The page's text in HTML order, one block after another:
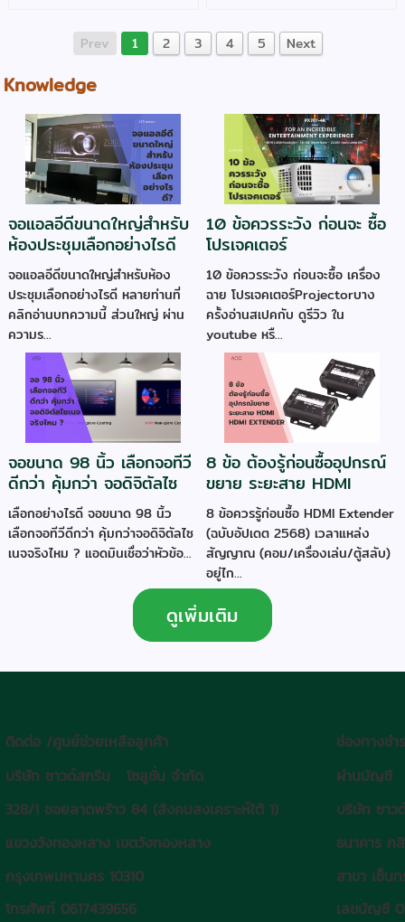
Prev 1 2 3 4 5 Next
Knowledge
จอแอลอีดีขนาดใหญ่สำหรับ
ห้องประชุมเลือกอย่างไรดี
จอแอลอีดีขนาดใหญ่สำหรับห้อง
ประชุมเลือกอย่างไรดี หลายท่านที่
คลิกอ่านบทความนี้ ส่วนใหญ่ ผ่าน
ความร...
10 ข้อควรระวัง ก่อนจะ ซื้อ
โปรเจคเตอร์
่10 ข้อควรระวัง ก่อนจะซื้อ เครื่อง
ฉาย โปรเจคเตอร์Projectorบาง
ครั้งอ่านสเปคกับ ดูรีวิว ใน
youtube หรื...
จอขนาด 98 นิ้ว เลือกจอทีวี
ดีกว่า คุ้มกว่า จอดิจิตัลไซ
เนจ จริงไหม ?
เลือกอย่างไรดี จอขนาด 98 นิ้ว
เลือกจอทีวีดีกว่า คุ้มกว่าจอดิจิตัลไซ
เนจจริงไหม ? แอดมินเชื่อว่าหัวข้อ...
8 ข้อ ต้องรู้ก่อนซื้ออุปกรณ์
ขยาย ระยะสาย HDMI
Extender
8 ข้อควรรู้ก่อนซื้อ HDMI Extender
(ฉบับอัปเดต 2568) เวลาแหล่ง
สัญญาณ (คอม/เครื่องเล่น/ตู้สลับ)
อยู่ไก...
ดูเพิ่มเติม
ติดต่อ /ศูนย์ช่วยเหลือลูกค้า
บริษัท ซาวด์สกรีน โซลูชั่น จำกัด
328/1 ซอยลาดพร้าว 84 (สังคมสงเคราะห์ใต้ 1)
แขวงวังทองหลาง เขตวังทองหลาง
กรุงเทพมหานคร 10310
โทรศัพท์ 0617439656
ช่องทางชำ
ผ่านบัญชี
บริษัท ซาว
ธนาคาร ก
สาขา เซ็
เลขบัญชี